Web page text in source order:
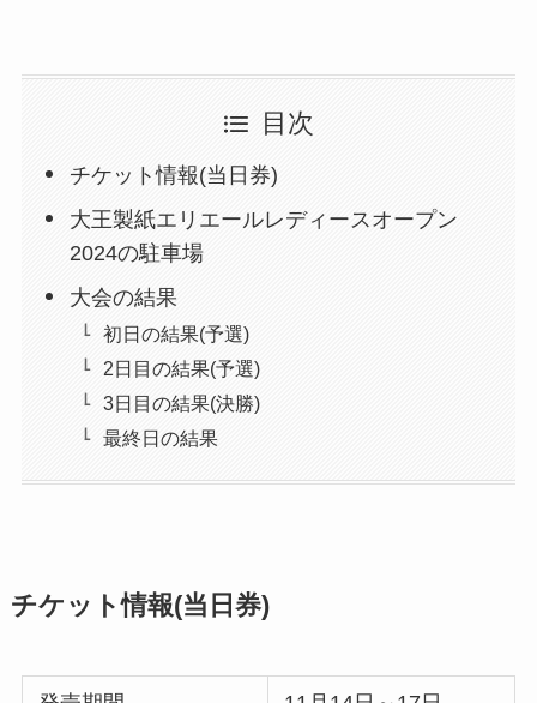
目次
チケット情報(当日券)
大王製紙エリエールレディースオープン
2024の駐車場
大会の結果
初日の結果(予選)
2日目の結果(予選)
3日目の結果(決勝)
最終日の結果
チケット情報(当日券)